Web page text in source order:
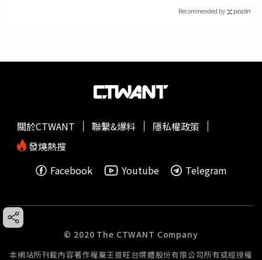
Recommended by
關於CTWANT 聯繫&爆料
隱私權政策
發燒熱搜
Facebook
Youtube Telegram
© 2020 The CTWANT Company
本網站所刊載內容著作權屬王道旺台媒體股份有限公司所有或經授權